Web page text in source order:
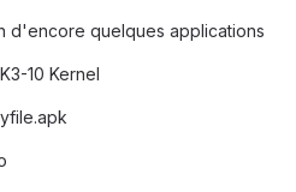
d'encore quelques applications
10 Kernel